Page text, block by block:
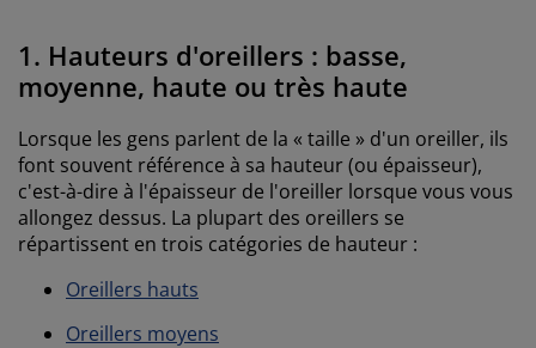
1. Hauteurs d'oreillers : basse,
moyenne, haute ou très haute
Lorsque les gens parlent de la « taille » d'un oreiller, ils
font souvent référence à sa hauteur (ou épaisseur),
c'est-à-dire à l'épaisseur de l'oreiller lorsque vous vous
allongez dessus. La plupart des oreillers se
répartissent en trois catégories de hauteur :
Oreillers hauts
Oreillers moyens